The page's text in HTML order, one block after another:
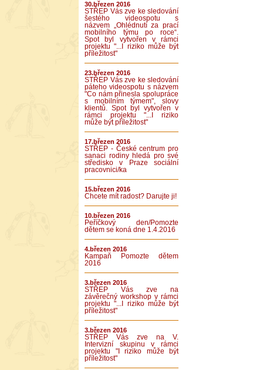
30.březen 2016
STŘEP Vás zve ke sledování
šestého videospotu s
názvem „Ohlédnutí za prací
mobilního týmu po roce“.
Spot byl vytvořen v rámci
projektu "...I riziko může být
příležitost"
23.březen 2016
STŘEP Vás zve ke sledování
páteho videospotu s názvem
"Co nám přinesla spolupráce
s mobilním týmem", slovy
klientů. Spot byl vytvořen v
rámci projektu "...I riziko
může být příležitost"
17.březen 2016
STŘEP - České centrum pro
sanaci rodiny hledá pro své
středisko v Praze sociální
pracovnici/ka
15.březen 2016
Chcete mít radost? Darujte ji!
10.březen 2016
Peříčkový den/Pomozte
dětem se koná dne 1.4.2016
4.březen 2016
Kampaň Pomozte dětem
2016
3.březen 2016
STŘEP Vás zve na
závěrečný workshop v rámci
projektu "...I riziko může být
příležitost"
3.březen 2016
STŘEP Vás zve na V.
Intervizní skupinu v rámci
projektu "I riziko může být
příležitost"